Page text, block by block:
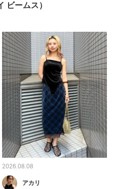
ビームス）
2026.08.08
アカリ